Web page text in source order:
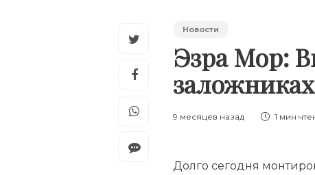
Новости
Эзра Мор:
9 месяцев назад 1 мин
Долго сегодня